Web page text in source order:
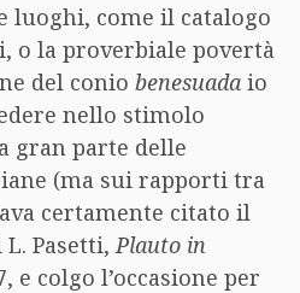
luoghi, come il catalogo
o la proverbiale povertà
del conio benesuada io
nello stimolo
gran parte delle
(ma sui rapporti tra
certamente citato il
Pasetti,Plauto in
e colgo l’occasione per